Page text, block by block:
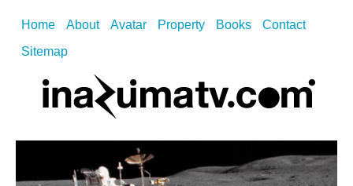
Home About Avatar Property Books
Contact
Sitemap